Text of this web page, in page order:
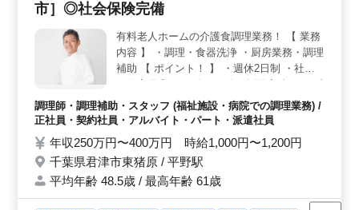
なく、週休2日制の働き方で、ワークライフバランスを重
れており、安心して長く働くことができる環境が整って
います。利用者へのサポートに集中できる職場で、やり
がいを感じながら働けます。 ＜経験豊富な看護師歓
迎＞ ベテランの看護師さんを歓迎しています。60代ま
での採用実績があり、経験豊富な方々がチームを支えて
います。安心して利用者に最高のケアを提供できる環境
が整っています。
市］◎社会保険完備
有料老人ホームの介護食調理業務！ 【 業務
内容 】 ・調理・食器洗浄 ・厨房業務・調理
補助 【 ポイント！ 】 ・週休2日制 ・社会
ランクのある方もご応募可能！！ まずはお
問い合わせください♪
調理師・調理補助・スタッフ (福祉施設・病院での調理業務) /
正社員・契約社員・アルバイト・パート・派遣社員
年収250万円〜400万円 時給1,000円〜1,200円
千葉県君津市東猪原 / 平野駅
平均年齢 48.5歳 / 最高年齢 61歳